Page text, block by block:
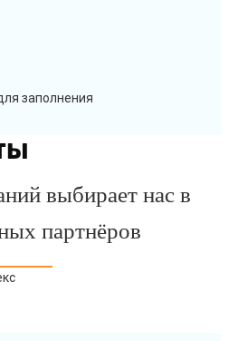
заполнения
выбирает нас в
партнёров